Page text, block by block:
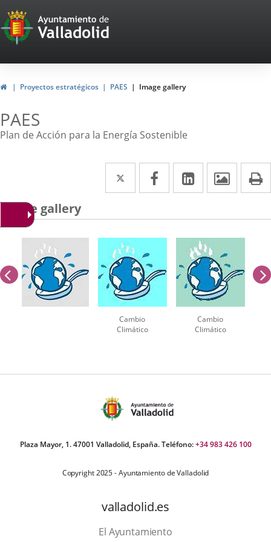
Portal
Web
del
Ayuntamiento
de
Valladolid
HomeProyectos estratégicos PAES Image gallery
PAES
Plan de Acción para la Energía Sostenible
Twitter
Enlace
a
una
aplicación
externa.
Facebook
Enlace
a
una
aplicación
externa.
Linkedin
Enlace
a
una
aplicación
externa.
Image gallery
Cambio
Climático
Cambio
Climático
previus
Plaza Mayor, 1. 47001 Valladolid, España. Teléfono:+34 983 426 100
Copyright 2025 - Ayuntamiento de Valladolid
valladolid.es
El Ayuntamiento